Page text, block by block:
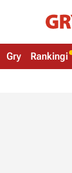
Gry Rankingi